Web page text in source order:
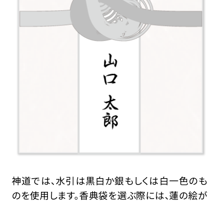
神道では、水引は黒白か銀もしくは白一色のも
のを使用します。香典袋を選ぶ際には、蓮の絵が